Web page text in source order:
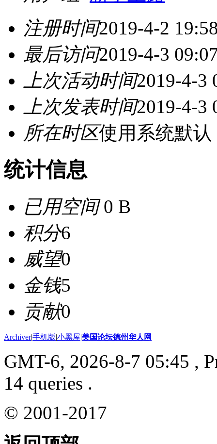
注册时间2019-4-2
最后访问2019-4-3
上次活动时间2019-4-3
上次发表时间2019-4-3
所在时区使用系统默认
统计信息
已用空间0 B
积分6
威望0
金钱5
贡献0
Archiver|手机版|小黑屋|美国论坛德州华人网
GMT-6, 2026-8-7 05:45 ,
14 queries .
© 2001-2017